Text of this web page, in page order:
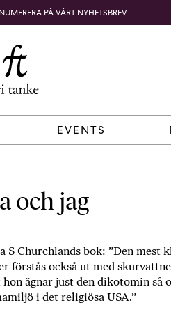
Fri
Tanke
o
k
h
a
n
e
n
e
t
,
k
EVENTS
PÅ VÅRT NYHETSBREV
och jag
S Churchlands bok: ”Den mest
förstås också ut med
ägnar just den dikotomin så
i det religiösa USA.”